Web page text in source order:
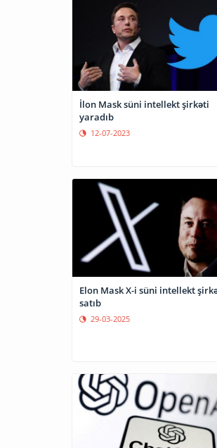
İlon Mask süni intellekt şirkəti
yaradıb
12-07-2023
Elon Mask X-i süni intellekt
satıb
29-03-2025